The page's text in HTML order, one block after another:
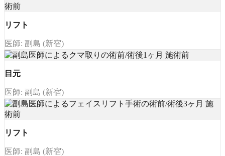
リフト
医師: 副島 (新宿)
目元
医師: 副島 (新宿)
リフト
医師: 副島 (新宿)